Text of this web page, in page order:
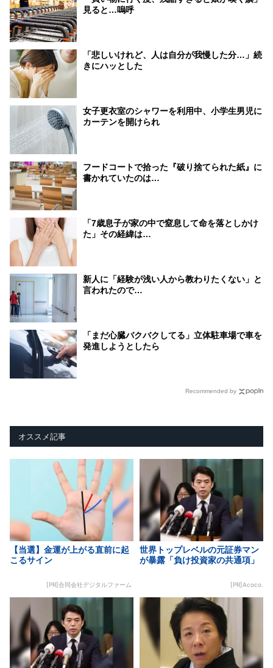
見ると…嗚呼
「悲しいけれど、人は自分が我慢した分…」続
きにハッとした
女子更衣室のシャワーを利用中、小学生男児に
カーテンを開けられ
フードコートで拾った『破り捨てられた紙』に
書かれていたのは…
「7歳息子が家の中で窒息して命を落としかけ
た」その経緯は…
新人に「経験が浅い人から教わりたくない」と
言われたので…
「まだ心臓バクバクしてる」立体駐車場で車を
発進しようとしたら
Recommended by
オススメ記事
【当選】金運が上がる直前に起
こるサイン
[PR]合同会社デジタルファーム
世界トップレベルの元証券マン
が暴露「負け投資家の共通項」
[PR]Acoco.